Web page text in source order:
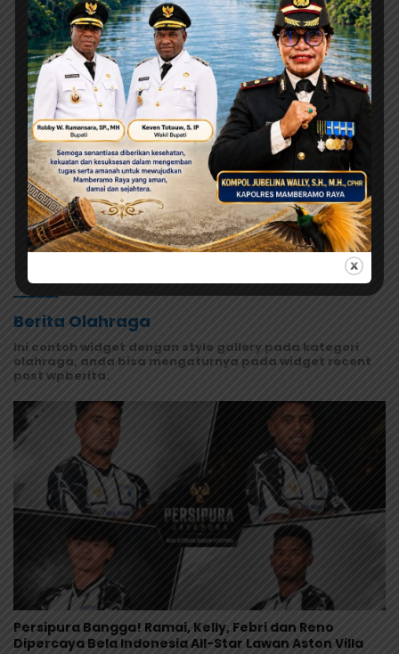
Agustus 8, 2026
Tonny Tesar Turun ke Lapas Doyo Baru,
Kebutuhan Alkes dan Keamanan Jadi Sorotan
Agustus 7, 2026
Orang Tua Kecewa, Korban MBG
Depapre Dipulangkan Saat Masih
Muntah dan Diare
Agustus 7, 2026
MRP Tegaskan Dukungan Papua
Utara: “Ini Soal Keadilan bagi
Saireri”
Selengkapnya
Berita Olahraga
Ini contoh widget dengan style gallery pada kategori
olahraga, anda bisa mengaturnya pada widget recent
post wpberita.
Persipura Bangga! Ramai, Kelly, Febri dan Reno
Dipercaya Bela Indonesia All-Star Lawan Aston Villa